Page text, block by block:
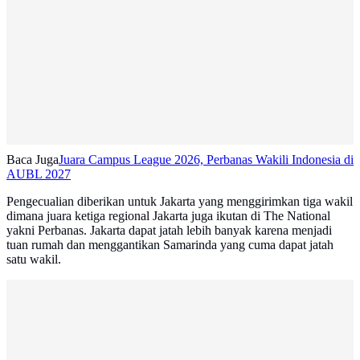
Baca JugaJuara Campus League 2026, Perbanas Wakili Indonesia di
AUBL 2027
Pengecualian diberikan untuk Jakarta yang menggirimkan tiga wakil
dimana juara ketiga regional Jakarta juga ikutan di The National
yakni Perbanas. Jakarta dapat jatah lebih banyak karena menjadi
tuan rumah dan menggantikan Samarinda yang cuma dapat jatah
satu wakil.